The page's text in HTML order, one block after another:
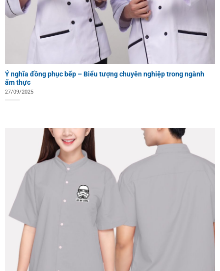
Ý nghĩa đồng phục bếp – Biểu tượng chuyên nghiệp trong ngành
ẩm thực
27/09/2025